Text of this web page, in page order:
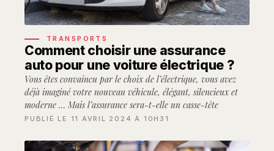
TRANSPORTS
Comment choisir une assurance
auto pour une voiture électrique ?
Vous êtes convaincu par le choix de l’électrique, vous avez
déjà imaginé votre nouveau véhicule, élégant, silencieux et
moderne … Mais l’assurance sera-t-elle un casse-tête
PUBLIÉ LE 11 AVRIL 2024 À 10H31